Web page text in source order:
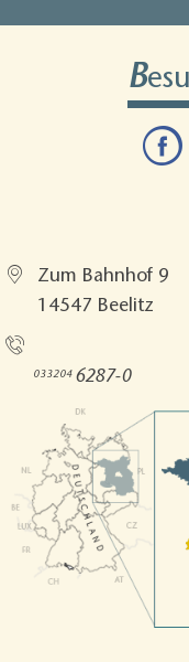
B
Zum Bahnhof 9
14547 Beelitz
033204 6287-0